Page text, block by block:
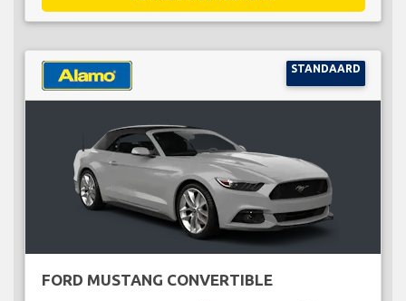
STANDAARD
FORD MUSTANG CONVERTIBLE